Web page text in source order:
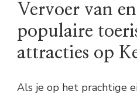
Vervoer van
populaire
attracties op
Als je op het prachtige